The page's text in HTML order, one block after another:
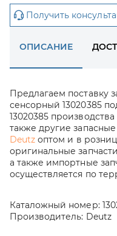
Получить
ОПИСАНИЕ
Предлагаем поставку
сенсорный 13020385
13020385
также другие
Deutz оптом и в
оригинальные
а также импортные
осуществляется по
Каталожный номер:
Производитель: Deutz